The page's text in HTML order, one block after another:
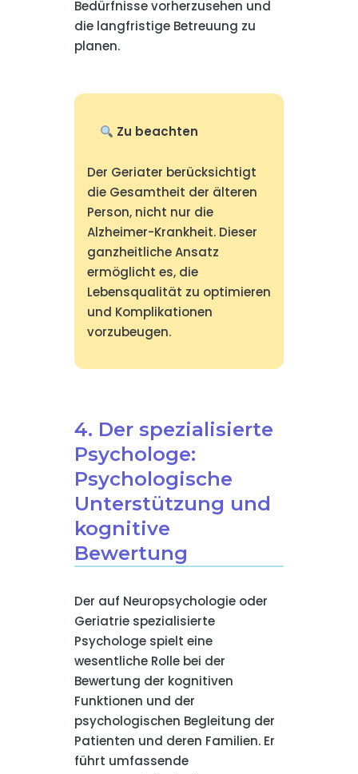
Bedürfnisse vorherzusehen und
die langfristige Betreuung zu
planen.
Zu beachten
Der Geriater berücksichtigt
die Gesamtheit der älteren
Person, nicht nur die
Alzheimer-Krankheit. Dieser
ganzheitliche Ansatz
ermöglicht es, die
Lebensqualität zu optimieren
und Komplikationen
vorzubeugen.
4. Der spezialisierte
Psychologe:
Psychologische
Unterstützung und
kognitive
Bewertung
Der auf Neuropsychologie oder
Geriatrie spezialisierte
Psychologe spielt eine
wesentliche Rolle bei der
Bewertung der kognitiven
Funktionen und der
psychologischen Begleitung der
Patienten und deren Familien. Er
führt umfassende